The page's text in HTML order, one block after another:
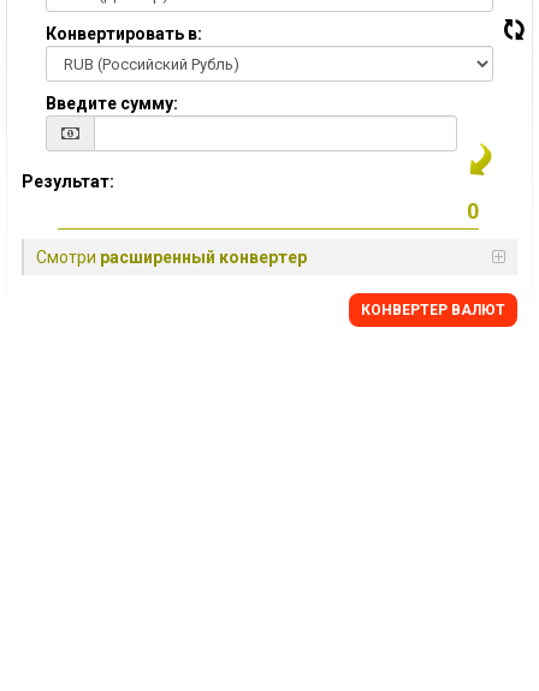
Конвертировать в:
Введите сумму:
Результат:
Смотри расширенный конвертер
КОНВЕРТЕР ВАЛЮТ